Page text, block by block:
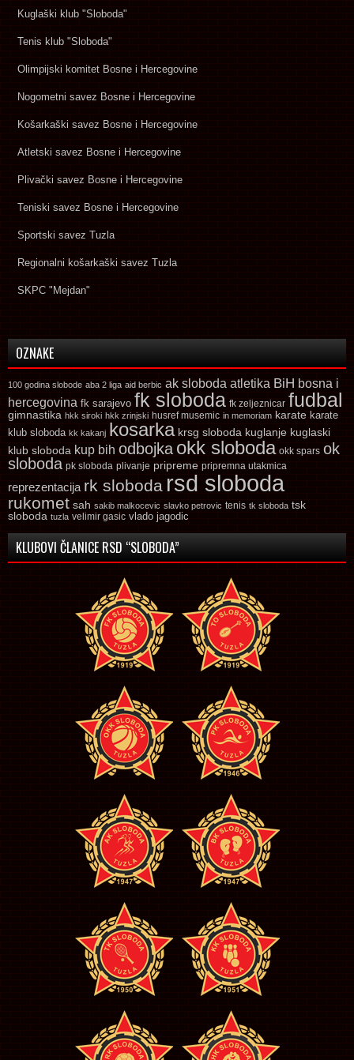
Kuglaški klub "Sloboda"
Tenis klub "Sloboda"
Olimpijski komitet Bosne i Hercegovine
Nogometni savez Bosne i Hercegovine
Košarkaški savez Bosne i Hercegovine
Atletski savez Bosne i Hercegovine
Plivački savez Bosne i Hercegovine
Teniski savez Bosne i Hercegovine
Sportski savez Tuzla
Regionalni košarkaški savez Tuzla
SKPC "Mejdan"
OZNAKE
100 godina slobode aba 2 liga aid berbic ak sloboda atletika BiH bosna i
hercegovina fk sarajevo fk sloboda fk zeljeznicar fudbal
gimnastika hkk siroki hkk zrinjski husref musemic in memoriam karate karate
klub sloboda kk kakanj kosarka krsg sloboda kuglanje kuglaski
klub sloboda kup bih odbojka okk sloboda okk spars ok
sloboda pk sloboda plivanje pripreme pripremna utakmica
reprezentacija rk sloboda rsd sloboda
rukomet sah sakib malkocevic slavko petrovic tenis tk sloboda tsk
sloboda tuzla velimir gasic vlado jagodic
KLUBOVI ČLANICE RSD “SLOBODA”